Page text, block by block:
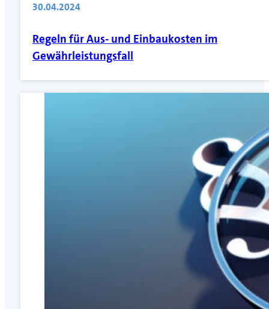
30.04.2024
Regeln für Aus- und Einbaukosten im
Gewährleistungsfall